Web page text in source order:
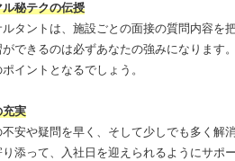
秘テクの伝授
タントは、施設ごとの面接の質問内容を
できるのは必ずあなたの強みになります
イントとなるでしょう。
充実
安や疑問を早く、そして少しでも多く解
添って、入社日を迎えられるようにサポ